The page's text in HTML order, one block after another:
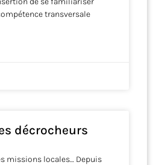
transversale
décrocheurs
missions locales… Depuis